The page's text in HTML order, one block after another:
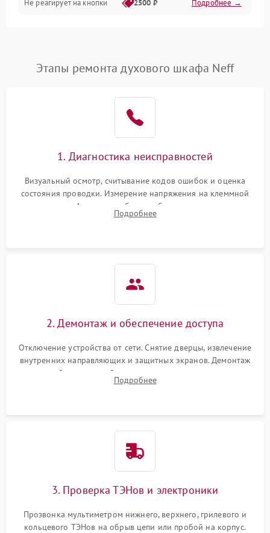
Не реагирует на кнопки 2500 ₽ Подробнее →
Этапы ремонта духового шкафа Neff
1. Диагностика неисправностей
Визуальный осмотр, считывание кодов ошибок и оценка
состояния проводки. Измерение напряжения на клеммной
колодке. Анализ жалоб на проблемы с нагревом,
конвекцией, панелью управления или блокировкой дверцы.
Подробнее
2. Демонтаж и обеспечение доступа
Отключение устройства от сети. Снятие дверцы, извлечение
внутренних направляющих и защитных экранов. Демонтаж
задней или верхней панели для прямого доступа к
нагревательным элементам, плате и вентиляторам.
Подробнее
3. Проверка ТЭНов и электроники
Прозвонка мультиметром нижнего, верхнего, грилевого и
кольцевого ТЭНов на обрыв цепи или пробой на корпус.